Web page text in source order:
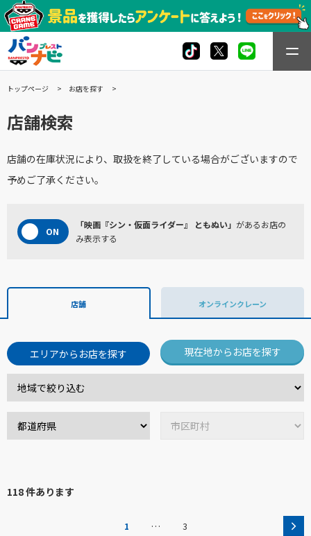
トップページ お店を探す
店舗検索
店舗の在庫状況により、取扱を終了している場合がございますので
予めご了承ください。
「映画『シン・仮面ライダー』 ともぬい」 があるお店の
み表示する
店舗 オンラインクレーン
エリアからお店を探す 現在地からお店を探す
118 件あります
1 … 3